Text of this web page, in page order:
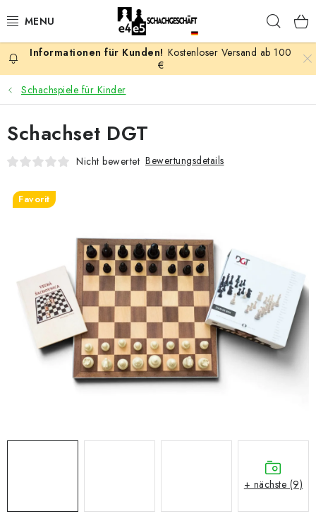
Inhalt
AKTION
SCHACHSPIELE
SCHACHFIGUREN
SCHACHBRETTER
SCHACHUHREN
SCHACHBÜCHER
SCHACH-ANTIQUITÄTENLADEN
SCHACH ONLINE
SCHACH-MERCH
SCHACH GESCHENKE
Kostenloser Versand ab 100
€
Schachspiele für Kinder
Schachset DGT
Nicht bewertet Bewertungsdetails
Favorit
+ nächste (9)